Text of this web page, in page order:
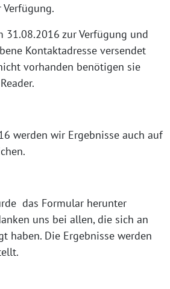
31.08.2016 zur Verfügung und
Kontaktadresse versendet
vorhanden benötigen sie
werden wir Ergebnisse auch auf
das Formular herunter
uns bei allen, die sich an
haben. Die Ergebnisse werden